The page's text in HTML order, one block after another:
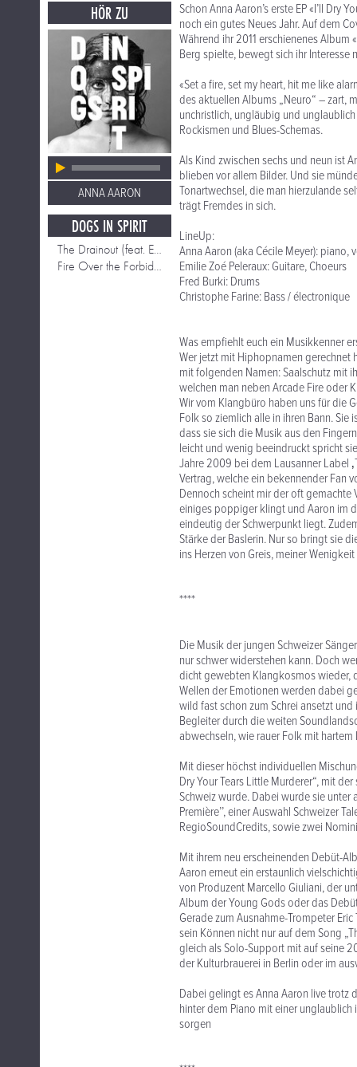
HÖR ZU
ANNA AARON
DOGS IN SPIRIT
The Drainout (feat. Erik Truffaz)
Fire Over the Forbidden Mountain
Schon Anna Aaron’s erste EP «I’ll Dry
noch ein gutes Neues Jahr. Auf dem
Während ihr 2011 erschienenes
Berg spielte, bewegt sich ihr Interesse
«Set a fire, set my heart, hit me like
des aktuellen Albums „Neuro“ – zart,
unchristlich, ungläubig und
Rockismen und Blues-Schemas.
Als Kind zwischen sechs und neun ist
blieben vor allem Bilder. Und sie
Tonartwechsel, die man hierzulande
trägt Fremdes in sich.
LineUp:
Anna Aaron (aka Cécile Meyer): piano,
Emilie Zoé Peleraux: Guitare, Choeurs
Fred Burki: Drums
Christophe Farine: Bass / électronique
Was empfiehlt euch ein Musikkenner
Wer jetzt mit Hiphopnamen gerechnet
mit folgenden Namen: Saalschutz mit
welchen man neben Arcade Fire oder
Wir vom Klangbüro haben uns für die
Folk so ziemlich alle in ihren Bann.
dass sie sich die Musik aus den
leicht und wenig beeindruckt spricht
Jahre 2009 bei dem Lausanner Label
Vertrag, welche ein bekennender Fan
Dennoch scheint mir der oft
einiges poppiger klingt und Aaron im
eindeutig der Schwerpunkt liegt.
Stärke der Baslerin. Nur so bringt sie
ins Herzen von Greis, meiner
****
Die Musik der jungen Schweizer
nur schwer widerstehen kann. Doch
dicht gewebten Klangkosmos wieder,
Wellen der Emotionen werden dabei
wild fast schon zum Schrei ansetzt
Begleiter durch die weiten
abwechseln, wie rauer Folk mit
Mit dieser höchst individuellen
Dry Your Tears Little Murderer“, mit
Schweiz wurde. Dabei wurde sie unter
Première’’, einer Auswahl Schweizer
RegioSoundCredits, sowie zwei
Mit ihrem neu erscheinenden Debüt-
Aaron erneut ein erstaunlich
von Produzent Marcello Giuliani, der
Album der Young Gods oder das
Gerade zum Ausnahme-Trompeter
sein Können nicht nur auf dem Song
gleich als Solo-Support mit auf seine
der Kulturbrauerei in Berlin oder im
Dabei gelingt es Anna Aaron live trotz
hinter dem Piano mit einer
sorgen